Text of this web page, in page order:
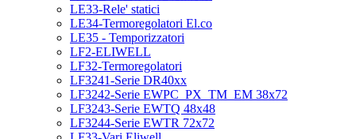
LE33-Rele' statici
LE34-Termoregolatori El.co
LE35 - Temporizzatori
LF2-ELIWELL
LF32-Termoregolatori
LF3241-Serie DR40xx
LF3242-Serie EWPC_PX_TM_EM 38x72
LF3243-Serie EWTQ 48x48
LF3244-Serie EWTR 72x72